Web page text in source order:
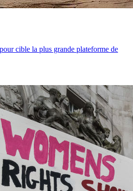
cible la plus grande plateforme de